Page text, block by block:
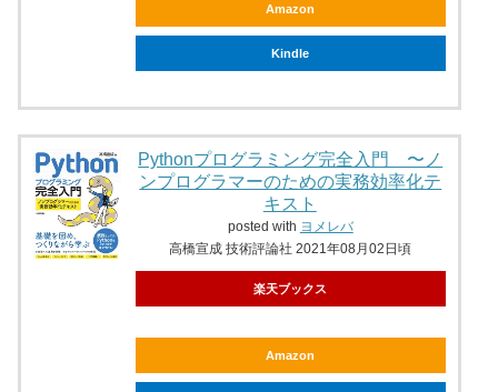
Amazon
Kindle
Pythonプログラミング完全入門 〜ノ
ンプログラマーのための実務効率化テ
キスト
posted with ヨメレバ
高橋宣成 技術評論社 2021年08月02日頃
楽天ブックス
Amazon